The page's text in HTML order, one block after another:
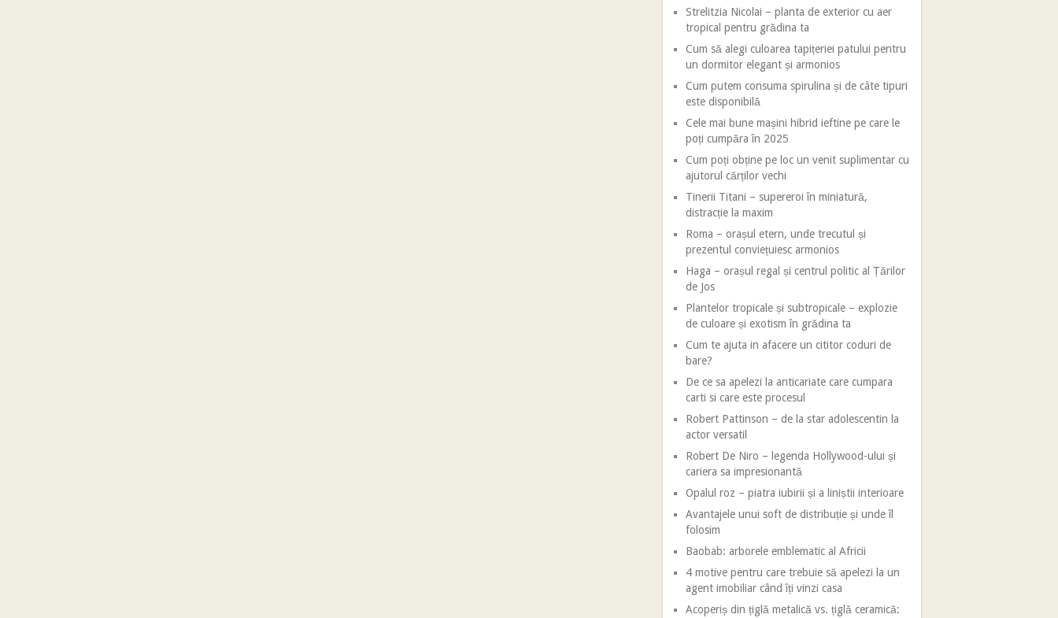
Strelitzia Nicolai – planta de exterior cu aer
tropical pentru grădina ta
Cum să alegi culoarea tapițeriei patului pentru
un dormitor elegant și armonios
Cum putem consuma spirulina și de câte tipuri
este disponibilă
Cele mai bune mașini hibrid ieftine pe care le
poți cumpăra în 2025
Cum poți obține pe loc un venit suplimentar cu
ajutorul cărților vechi
Tinerii Titani – supereroi în miniatură,
distracție la maxim
Roma – orașul etern, unde trecutul și
prezentul conviețuiesc armonios
Haga – orașul regal și centrul politic al Țărilor
de Jos
Plantelor tropicale și subtropicale – explozie
de culoare și exotism în grădina ta
Cum te ajuta in afacere un cititor coduri de
bare?
De ce sa apelezi la anticariate care cumpara
carti si care este procesul
Robert Pattinson – de la star adolescentin la
actor versatil
Robert De Niro – legenda Hollywood-ului și
cariera sa impresionantă
Opalul roz – piatra iubirii și a liniștii interioare
Avantajele unui soft de distribuție și unde îl
folosim
Baobab: arborele emblematic al Africii
4 motive pentru care trebuie să apelezi la un
agent imobiliar când îți vinzi casa
Acoperiș din țiglă metalică vs. țiglă ceramică: